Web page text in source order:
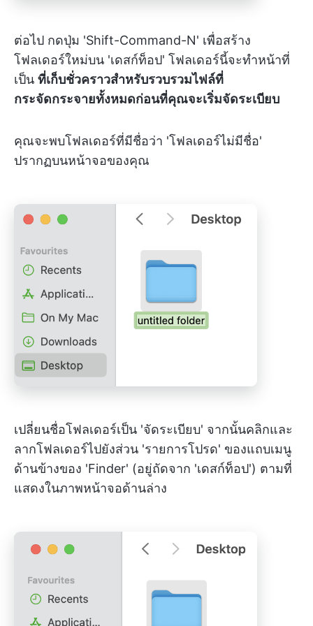
ต่อไป กดปุ่ม 'Shift-Command-N' เพื่อสร้าง
โฟลเดอร์ใหม่บน 'เดสก์ท็อป' โฟลเดอร์นี้จะทำหน้าที่
เป็น ที่เก็บชั่วคราวสำหรับรวบรวมไฟล์ที่
กระจัดกระจายทั้งหมดก่อนที่คุณจะเริ่มจัดระเบียบ
คุณจะพบโฟลเดอร์ที่มีชื่อว่า 'โฟลเดอร์ไม่มีชื่อ'
ปรากฏบนหน้าจอของคุณ
เปลี่ยนชื่อโฟลเดอร์เป็น 'จัดระเบียบ' จากนั้นคลิกและ
ลากโฟลเดอร์ไปยังส่วน 'รายการโปรด' ของแถบเมนู
ด้านข้างของ 'Finder' (อยู่ถัดจาก 'เดสก์ท็อป') ตามที่
แสดงในภาพหน้าจอด้านล่าง